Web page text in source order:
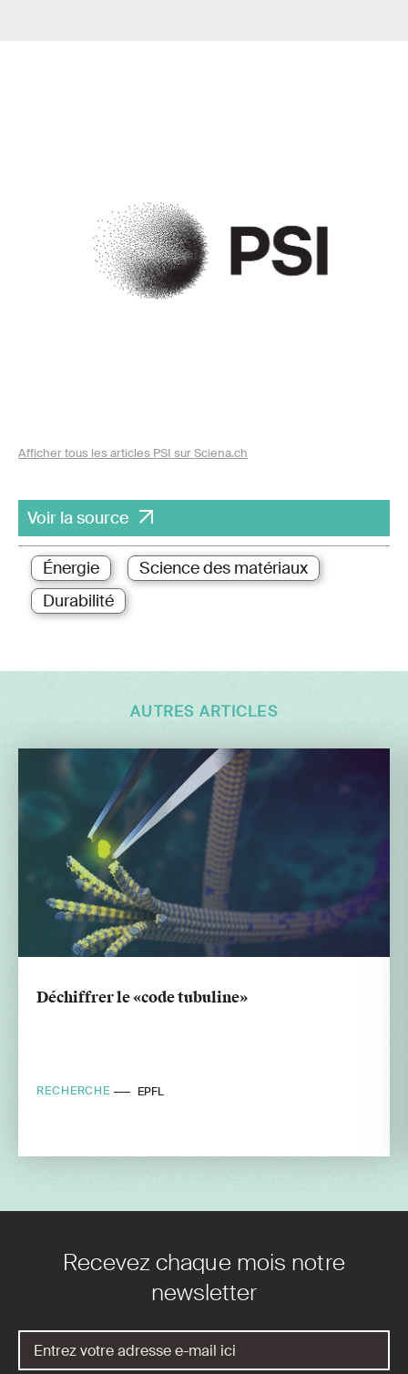
Afficher tous les articles PSI sur Sciena.ch
Voir la source
Énergie
Science des matériaux
Durabilité
AUTRES ARTICLES
Déchiffrer le «code tubuline»
RECHERCHE EPFL
Recevez chaque mois notre
newsletter